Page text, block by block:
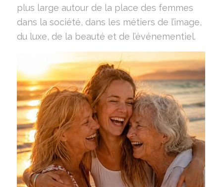
plus large autour de la place des femmes
dans la société, dans les métiers de l’image,
du luxe, de la beauté et de l’événementiel.